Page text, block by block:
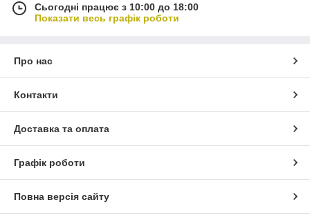
Сьогодні працює з 10:00 до 18:00
Показати весь графік роботи
Про нас
Контакти
Доставка та оплата
Графік роботи
Повна версія сайту